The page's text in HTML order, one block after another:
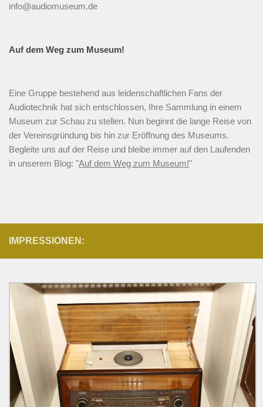
info@audiomuseum.de
Auf dem Weg zum Museum!
Eine Gruppe bestehend aus leidenschaftlichen Fans der
Audiotechnik hat sich entschlossen, Ihre Sammlung in einem
Museum zur Schau zu stellen. Nun beginnt die lange Reise von
der Vereinsgründung bis hin zur Eröffnung des Museums.
Begleite uns auf der Reise und bleibe immer auf den Laufenden
in unserem Blog: "Auf dem Weg zum Museum!"
IMPRESSIONEN: